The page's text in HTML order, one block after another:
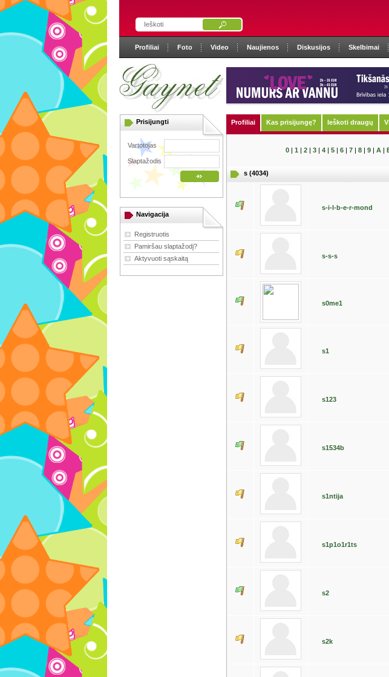
Profiliai Foto Video Naujienos Diskusijos Skelbimai
Prisijungti
Vartotojas
Slaptažodis
Navigacija
Registruotis
Pamiršau slaptažodį?
Aktyvuoti sąskaitą
Profiliai Kas prisijungę? Ieškoti draugų
0| 1 | 2| 3| 4| 5| 6| 7| 8| 9| A|
s (4034)
s-i-l-b-e-r-mond
s-s-s
s0me1
s1
s123
s1534b
s1ntija
s1p1o1r1ts
s2
s2k